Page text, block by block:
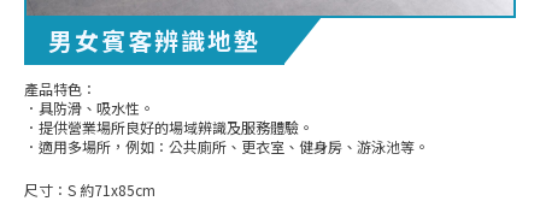
男女賓客辨識地墊
產品特色：
．具防滑、吸水性。
．提供營業場所良好的場域辨識及服務體驗。
．適用多場所，例如：公共廁所、更衣室、健身房、游泳池等。
尺寸： S 約71x85cm